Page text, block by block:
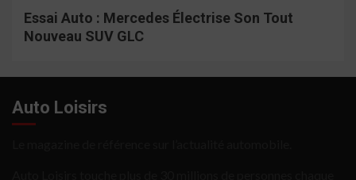
Essai Auto : Mercedes Électrise Son Tout
Nouveau SUV GLC
Auto Loisirs